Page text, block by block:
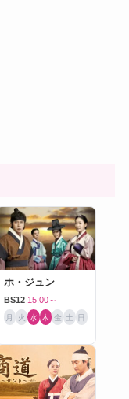
ホ・ジュン
BS12 15:00～
月 火 水 木 金 土 日